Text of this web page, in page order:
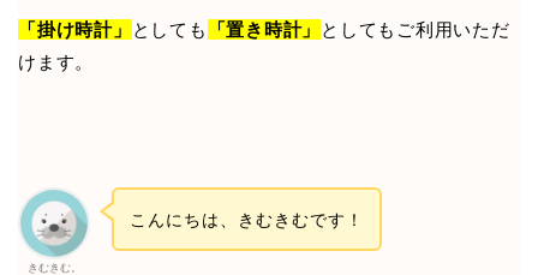
「掛け時計」 としても 「置き時計」
としてもご利用いただ
けます。
きむきむ。
こんにちは、きむきむです！